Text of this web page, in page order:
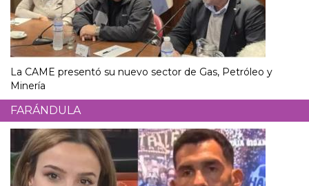
La CAME presentó su nuevo sector de Gas, Petróleo y
Minería
FARÁNDULA